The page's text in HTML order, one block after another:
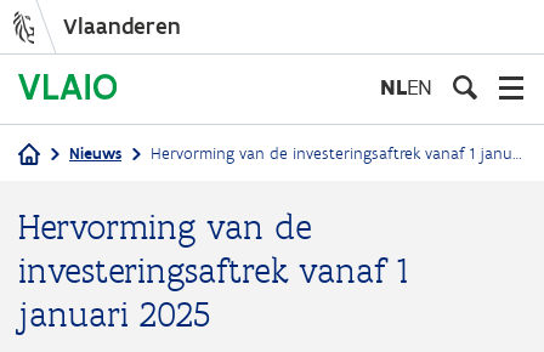
Vlaanderen
NLEN
Nieuws Hervorming van de investeringsaftrek vanaf 1 januari 2025
Hervorming van de
investeringsaftrek vanaf 1
januari 2025